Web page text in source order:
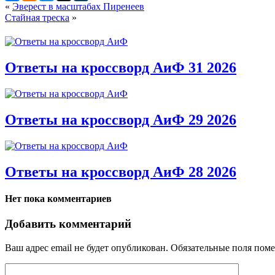
« Эверест в масштабах Пиренеев
Стайная треска »
Ответы на кроссворд АиФ 31 2026
Ответы на кроссворд АиФ 29 2026
Ответы на кроссворд АиФ 28 2026
Нет пока комментариев
Добавить комментарий
Ваш адрес email не будет опубликован. Обязательные поля